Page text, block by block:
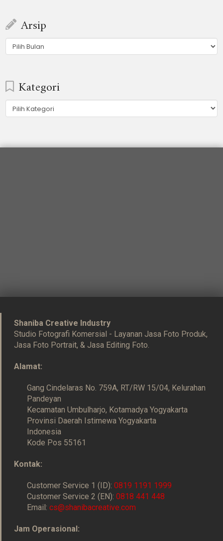
Arsip
Arsip
Kategori
Kategori
Shaniba Creative Industry
Studio Fotografi Komersial - Layanan Jasa Foto Produk,
Jasa Foto Portrait, & Jasa Editing Foto.
Alamat:
Gang Cindelaras No. 759A, RT/RW 15/04, Kelurahan
Pandeyan
Kecamatan Umbulharjo, Kotamadya Yogyakarta
Provinsi Daerah Istimewa Yogyakarta
Indonesia
Kode Pos 55161
Kontak:
Customer Service 1 (ID):0819 1191 1999
Customer Service 2 (EN):0818 441 448
Email:cs@shanibacreative.com
Jam Operasional: